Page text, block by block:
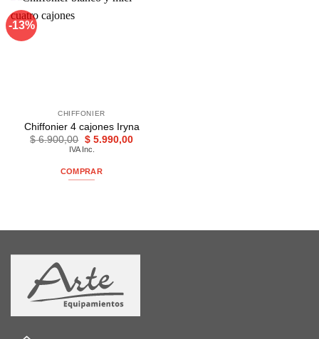
-13%
CHIFFONIER
Chiffonier 4 cajones Iryna
$6.900,00 El
precio
era:
$ 6.900,00.
$5.990,00El
IVA Inc.
COMPRAR